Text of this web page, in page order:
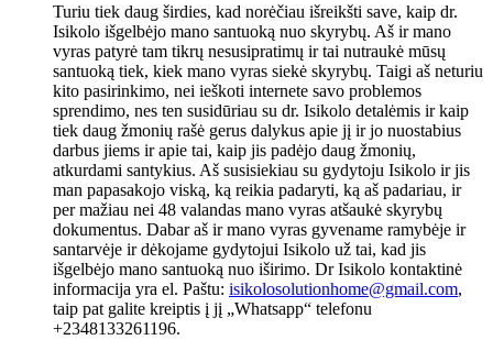
Turiu tiek daug širdies, kad norėčiau išreikšti save, kaip dr.
Isikolo išgelbėjo mano santuoką nuo skyrybų. Aš ir mano
vyras patyrė tam tikrų nesusipratimų ir tai nutraukė mūsų
santuoką tiek, kiek mano vyras siekė skyrybų. Taigi aš neturiu
kito pasirinkimo, nei ieškoti internete savo problemos
sprendimo, nes ten susidūriau su dr. Isikolo detalėmis ir kaip
tiek daug žmonių rašė gerus dalykus apie jį ir jo nuostabius
darbus jiems ir apie tai, kaip jis padėjo daug žmonių,
atkurdami santykius. Aš susisiekiau su gydytoju Isikolo ir jis
man papasakojo viską, ką reikia padaryti, ką aš padariau, ir
per mažiau nei 48 valandas mano vyras atšaukė skyrybų
dokumentus. Dabar aš ir mano vyras gyvename ramybėje ir
santarvėje ir dėkojame gydytojui Isikolo už tai, kad jis
išgelbėjo mano santuoką nuo iširimo. Dr Isikolo kontaktinė
informacija yra el. Paštu: isikolosolutionhome@gmail.com,
taip pat galite kreiptis į jį „Whatsapp“ telefonu
+2348133261196.